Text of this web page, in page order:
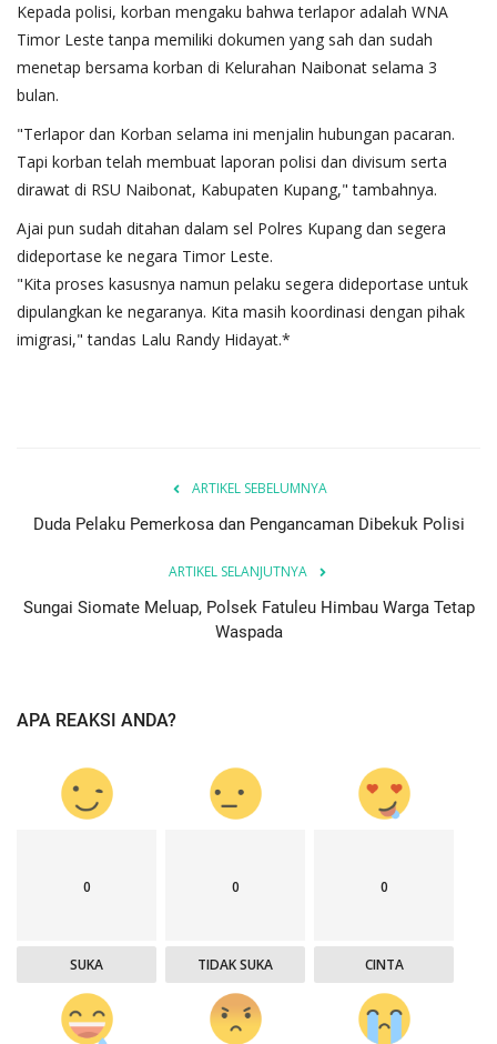
Kepada polisi, korban mengaku bahwa terlapor adalah WNA
Timor Leste tanpa memiliki dokumen yang sah dan sudah
menetap bersama korban di Kelurahan Naibonat selama 3
bulan.
"Terlapor dan Korban selama ini menjalin hubungan pacaran.
Tapi korban telah membuat laporan polisi dan divisum serta
dirawat di RSU Naibonat, Kabupaten Kupang," tambahnya.
Ajai pun sudah ditahan dalam sel Polres Kupang dan segera
dideportase ke negara Timor Leste.
"Kita proses kasusnya namun pelaku segera dideportase untuk
dipulangkan ke negaranya. Kita masih koordinasi dengan pihak
imigrasi," tandas Lalu Randy Hidayat.*
ARTIKEL SEBELUMNYA
Duda Pelaku Pemerkosa dan Pengancaman Dibekuk Polisi
ARTIKEL SELANJUTNYA
Sungai Siomate Meluap, Polsek Fatuleu Himbau Warga Tetap
Waspada
APA REAKSI ANDA?
0
SUKA
0
TIDAK SUKA
0
CINTA